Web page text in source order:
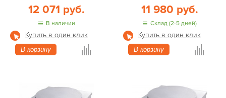
12 071 руб.
В наличии
Купить в один клик
В корзину
11 980 руб.
Склад (2-5 дней)
Купить в один клик
В корзину